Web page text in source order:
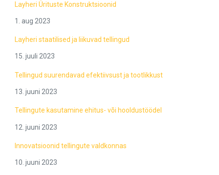
Layheri Ürituste Konstruktsioonid
1. aug 2023
Layheri staatilised ja liikuvad tellingud
15. juuli 2023
Tellingud suurendavad efektiivsust ja tootlikkust
13. juuni 2023
Tellingute kasutamine ehitus- või hooldustöödel
12. juuni 2023
Innovatsioonid tellingute valdkonnas
10. juuni 2023